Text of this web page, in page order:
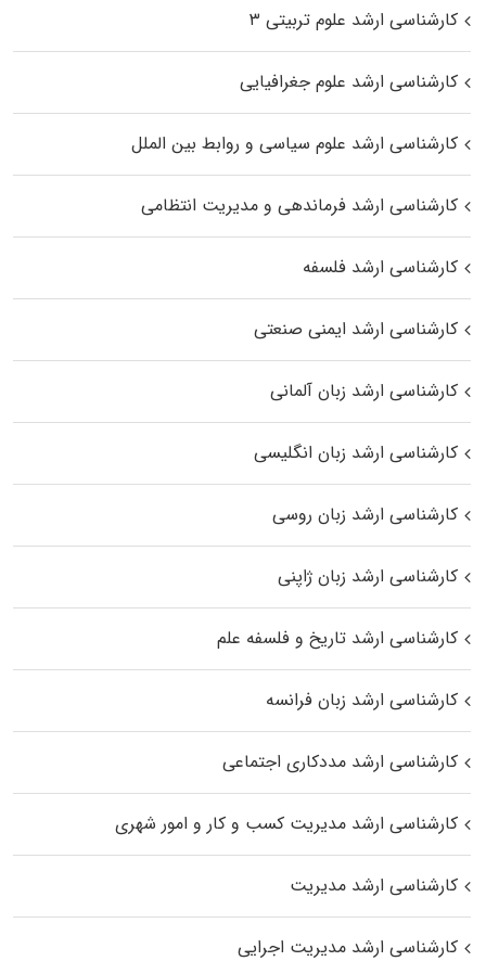
کارشناسی ارشد علوم تربیتی ۳
کارشناسی ارشد علوم جغرافیایی
کارشناسی ارشد علوم سیاسی و روابط بین الملل
کارشناسی ارشد فرماندهی و مدیریت انتظامی
کارشناسی ارشد فلسفه
کارشناسی ارشد ایمنی صنعتی
کارشناسی ارشد زبان آلمانی
کارشناسی ارشد زبان انگلیسی
کارشناسی ارشد زبان روسی
کارشناسی ارشد زبان ژاپنی
کارشناسی ارشد تاریخ و فلسفه علم
کارشناسی ارشد زبان فرانسه
کارشناسی ارشد مددکاری اجتماعی
کارشناسی ارشد مدیریت کسب و کار و امور شهری
کارشناسی ارشد مدیریت
کارشناسی ارشد مدیریت اجرایی